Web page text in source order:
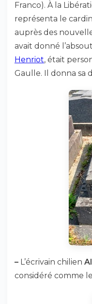
Franco). À la
représenta le
auprès des
avait donné
Henriot, était
Gaulle. Il donna sa
– L’écrivain chilien
considéré comme